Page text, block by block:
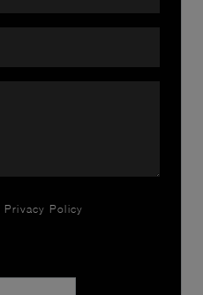
Privacy Policy